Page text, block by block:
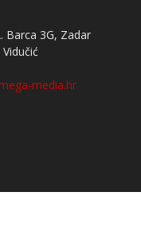
Barca 3G, Zadar
media.hr